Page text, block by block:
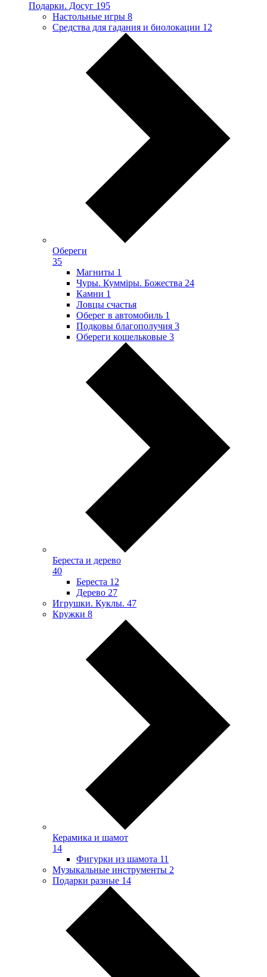
Подарки. Досуг 195
Настольные игры 8
Средства для гадания и биолокации 12
Обереги
35
Магниты 1
Чуры. Куммiры. Божества 24
Камни 1
Ловцы счастья
Оберег в автомобиль 1
Подковы благополучия 3
Обереги кошельковые 3
Береста и дерево
40
Береста 12
Дерево 27
Игрушки. Куклы. 47
Кружки 8
Керамика и шамот
14
Фигурки из шамота 11
Музыкальные инструменты 2
Подарки разные 14